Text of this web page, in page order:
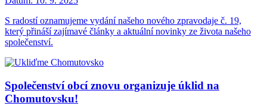
S radostí oznamujeme vydání našeho nového zpravodaje č. 19,
který přináší zajímavé články a aktuální novinky ze života našeho
společenství.
Společenství obcí znovu organizuje úklid na
Chomutovsku!